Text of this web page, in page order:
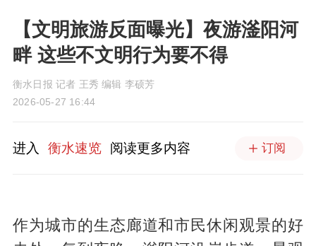
【文明旅游反面曝光】夜游滏阳河
畔 这些不文明行为要不得
衡水日报 记者 王秀 编辑 李硕芳
2026-05-27 16:44
进入 衡水速览 阅读更多内容 订阅
作为城市的生态廊道和市民休闲观景的好